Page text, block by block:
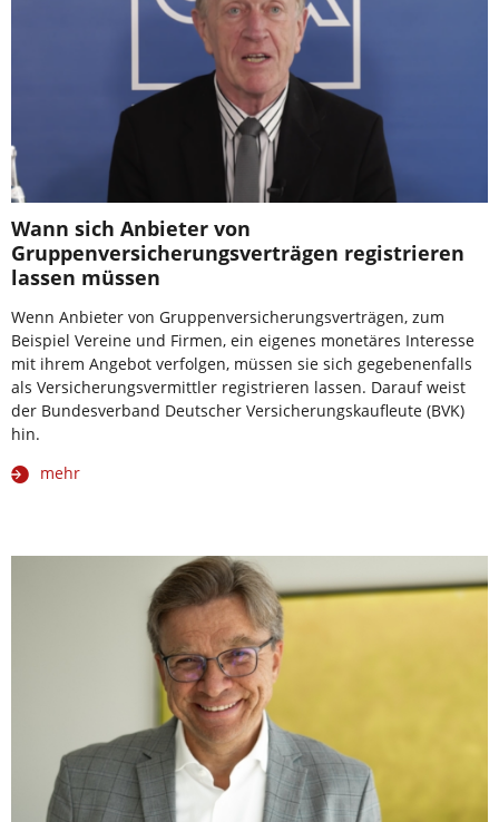
Wann sich Anbieter von
Gruppenversicherungsverträgen registrieren
lassen müssen
Wenn Anbieter von Gruppenversicherungsverträgen, zum
Beispiel Vereine und Firmen, ein eigenes monetäres Interesse
mit ihrem Angebot verfolgen, müssen sie sich gegebenenfalls
als Versicherungsvermittler registrieren lassen. Darauf weist
der Bundesverband Deutscher Versicherungskaufleute (BVK)
hin.
mehr